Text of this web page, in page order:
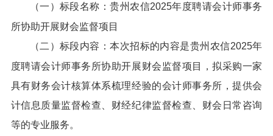
（一）标段名称：贵州农信2025年度聘请会计师事务
所协助开展财会监督项目
（二）标段内容：本次招标的内容是贵州农信2025年
度聘请会计师事务所协助开展财会监督项目，拟采购一家
具有财务会计核算体系梳理经验的会计师事务所，提供会
计信息质量监督检查、财经纪律监督检查、财会日常咨询
等的专业服务。